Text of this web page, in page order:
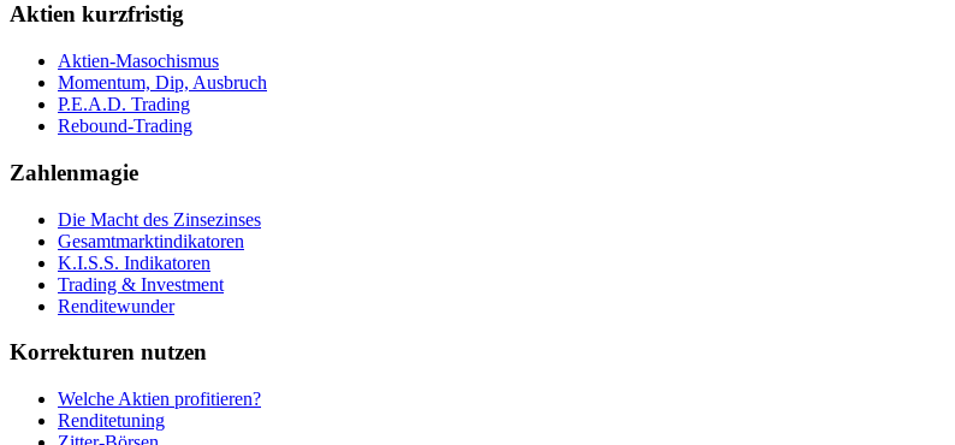
Aktien kurzfristig
Aktien-Masochismus
Momentum, Dip, Ausbruch
P.E.A.D. Trading
Rebound-Trading
Zahlenmagie
Die Macht des Zinsezinses
Gesamtmarktindikatoren
K.I.S.S. Indikatoren
Trading & Investment
Renditewunder
Korrekturen nutzen
Welche Aktien profitieren?
Renditetuning